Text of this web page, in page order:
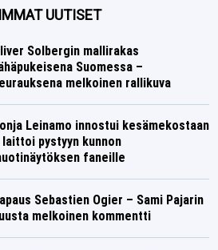
UUTISET
Solbergin mallirakas
Suomessa –
melkoinen rallikuva
Leinamo innostui kesämekostaan
laittoi pystyyn kunnon
faneille
Sebastien Ogier – Sami Pajarin
melkoinen kommentti